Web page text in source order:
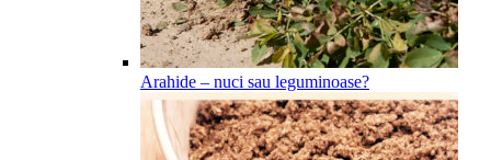
Arahide – nuci sau leguminoase?